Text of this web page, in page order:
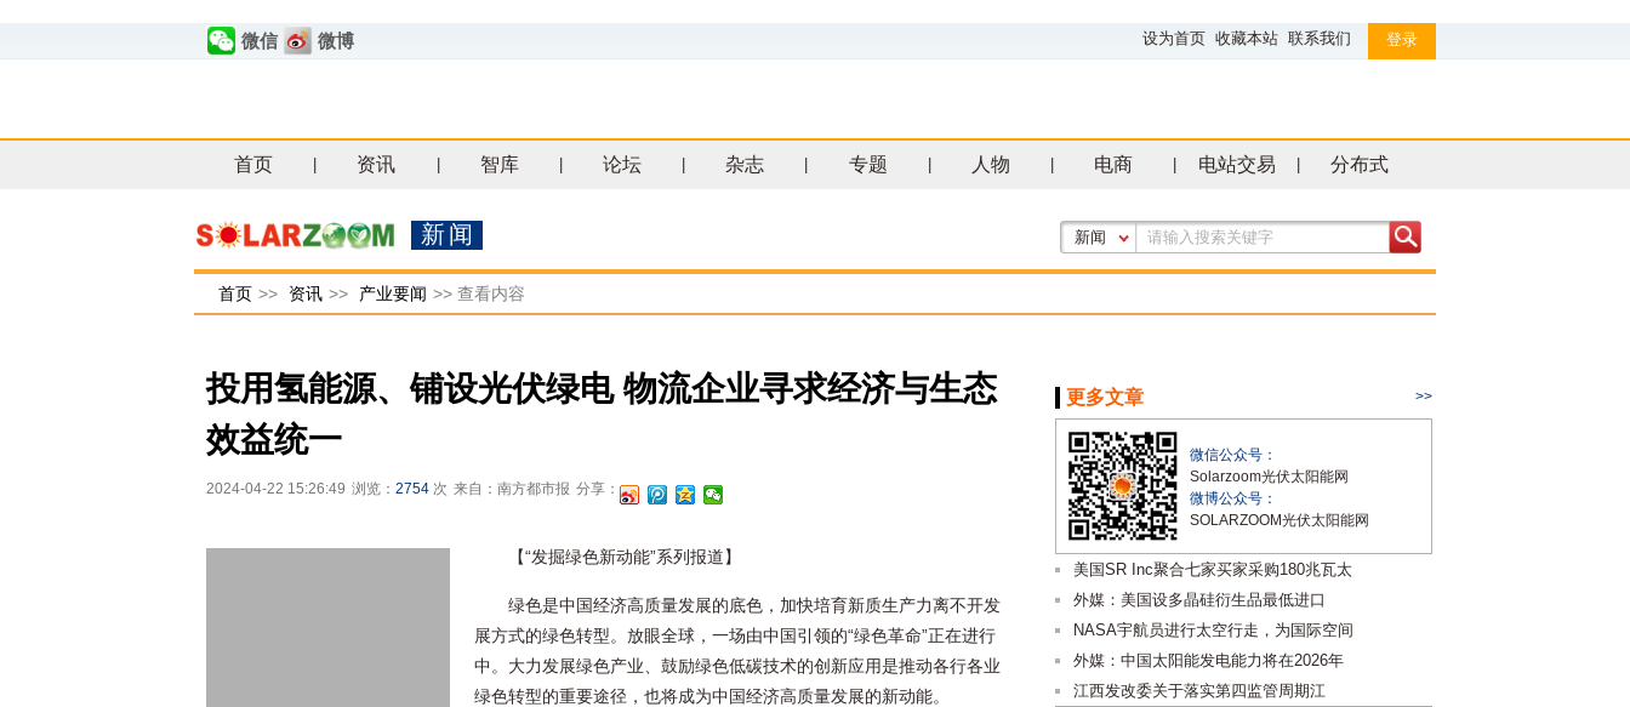
微信 微博 设为首页 收藏本站 联系我们 登录
首页 资讯 智库 论坛 杂志 专题 人物 电商 电站交易 分布式
新闻 新闻
首页 >> 资讯 >> 产业要闻 >> 查看内容
投用氢能源、铺设光伏绿电 物流企业寻求经济与生态
效益统一
2024-04-22 15:26:49 浏览： 2754 次 来自：南方都市报 分享：
【“发掘绿色新动能”系列报道】
绿色是中国经济高质量发展的底色，加快培育新质生产力离不开发
展方式的绿色转型。放眼全球，一场由中国引领的“绿色革命”正在进行
中。大力发展绿色产业、鼓励绿色低碳技术的创新应用是推动各行各业
绿色转型的重要途径，也将成为中国经济高质量发展的新动能。
更多文章 >>
微信公众号：
Solarzoom光伏太阳能网
微博公众号：
SOLARZOOM光伏太阳能网
美国SR Inc聚合七家买家采购180兆瓦太
外媒：美国设多晶硅衍生品最低进口
NASA宇航员进行太空行走，为国际空间
外媒：中国太阳能发电能力将在2026年
江西发改委关于落实第四监管周期江